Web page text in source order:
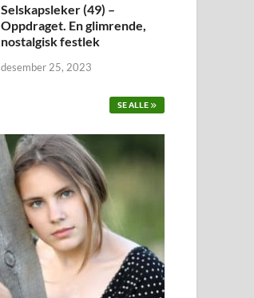
Selskapsleker (49) –
Oppdraget. En glimrende,
nostalgisk festlek
desember 25, 2023
SE ALLE